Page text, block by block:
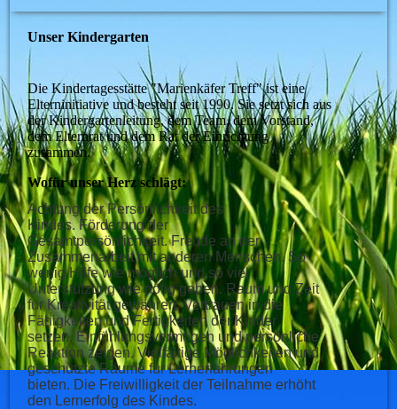
Unser Kindergarten
Die Kindertagesstätte "Marienkäfer Treff" ist eine
Elterninitiative und besteht seit 1990. Sie setzt sich aus
der Kindergartenleitung, dem Team, dem Vorstand,
dem Elternrat und dem Rat der Einrichtung
zusammen.
Wofür unser Herz schlägt:
Achtung der Persönlichkeit des
Kindes.Förderung der
Gesamtpersönlichkeit.Freude an der
Zusammenarbeit mit anderen Menschen.So
wenig Hilfe wie möglich und so viel
Unterstützung wie nötig geben. Raum und Zeit
fürKreativitätgewähren.Vertrauen in die
Fähigkeiten und Fertigkeiten der Kinder
setzen. Einfühlungsvermögen und persönliche
Reaktion zeigen.Vielfältige Möglichkeiten und
geschützte Räume für Lernerfahrungen
bieten. Die Freiwilligkeit der Teilnahme erhöht
den Lernerfolg des Kindes.